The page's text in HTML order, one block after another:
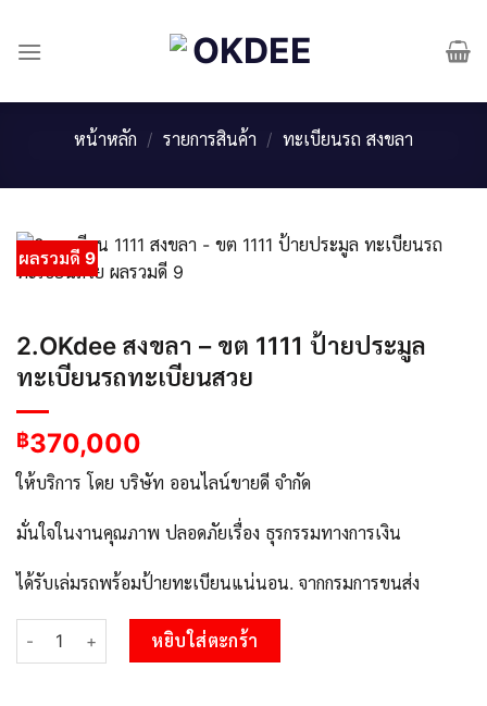
content
หน้าหลัก / รายการสินค้า / ทะเบียนรถ สงขลา
ผลรวมดี 9
2.OKdee สงขลา – ขต 1111 ป้ายประมูล
ทะเบียนรถทะเบียนสวย
฿370,000
ให้บริการ โดย บริษัท ออนไลน์ขายดี จำกัด
มั่นใจในงานคุณภาพ ปลอดภัยเรื่อง ธุรกรรมทางการเงิน
ได้รับเล่มรถพร้อมป้ายทะเบียนแน่นอน. จากกรมการขนส่ง
จำนวน 2.OKdee สงขลา - ขต 1111 ป้ายประมูล ทะเบียนรถทะเบียนส
หยิบใส่ตะกร้า